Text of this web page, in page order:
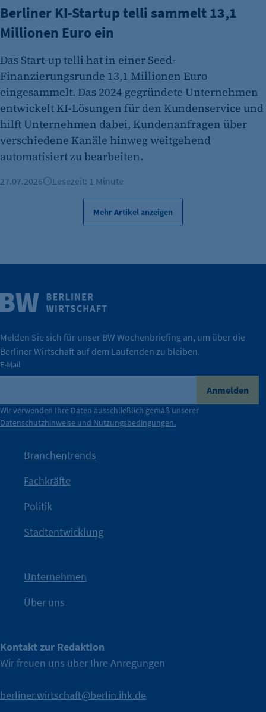
etracker GmbH
Zweck:
Scrolltiefe gemessen wird.
Cookie Laufzeit:
24 Std.
IHK Berlin. Offizieller Unterstützer der Berliner Wirtschaft.
Nach einer aufmerksamkeitsstarken Teaserphase geht die
Kampagne der IHK Berlin in die nächste Stufe. Mit
IHK?“wurde bewusst Neugier geweckt und Gespräche
mit Haltung.
Die Unternehmer stehen stellvertretend für die Vielfalt
der Berliner Wirtschaft.
Durch ihre Perspektiven wird deutlich, was der Claim
konkret bedeutet – und wie die IHK Berlin Unternehmen
tatsächlich unterstützt.
Wirtschaft.
Weitere Infos
Berliner KI-Startup telli sammelt 13,1
Millionen Euro ein
Das Start-up telli hat in einer Seed-
Finanzierungsrunde 13,1 Millionen Euro
eingesammelt. Das 2024 gegründete Unternehmen
entwickelt KI-Lösungen für den Kundenservice und
hilft Unternehmen dabei, Kundenanfragen über
verschiedene Kanäle hinweg weitgehend
automatisiert zu bearbeiten.
27.07.2026 Lesezeit: 1 Minute
Mehr Artikel anzeigen
Melden Sie sich für unser BW Wochenbriefing an, um über die
Berliner Wirtschaft auf dem Laufenden zu bleiben.
E-Mail
Anmelden
Wir verwenden Ihre Daten ausschließlich gemäß unserer
Datenschutzhinweise und Nutzungsbedingungen.
Branchentrends
Fachkräfte
Politik
Stadtentwicklung
Unternehmen
Über uns
Kontakt zur Redaktion
Wir freuen uns über Ihre Anregungen
berliner.wirtschaft@berlin.ihk.de